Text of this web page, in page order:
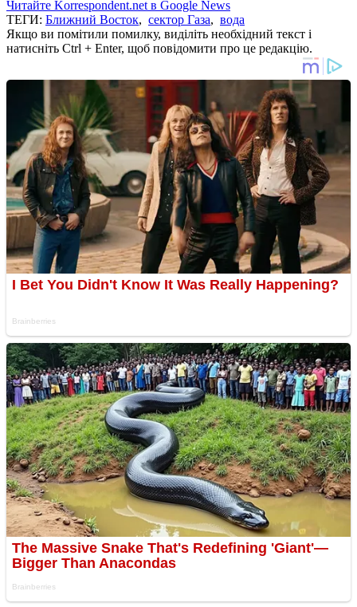
Читайте Korrespondent.net в Google News
ТЕГИ: Ближний Восток, сектор Газа, вода
Якщо ви помітили помилку, виділіть необхідний текст і
натисніть Ctrl + Enter, щоб повідомити про це редакцію.